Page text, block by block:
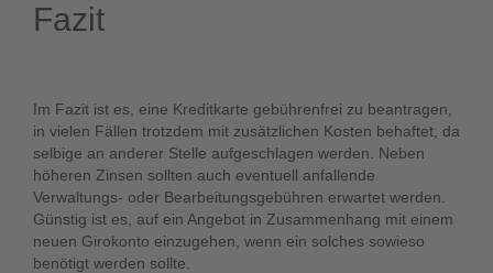
Fazit
Im Fazit ist es, eine Kreditkarte gebührenfrei zu beantragen,
in vielen Fällen trotzdem mit zusätzlichen Kosten behaftet, da
selbige an anderer Stelle aufgeschlagen werden. Neben
höheren Zinsen sollten auch eventuell anfallende
Verwaltungs- oder Bearbeitungsgebühren erwartet werden.
Günstig ist es, auf ein Angebot in Zusammenhang mit einem
neuen Girokonto einzugehen, wenn ein solches sowieso
benötigt werden sollte.